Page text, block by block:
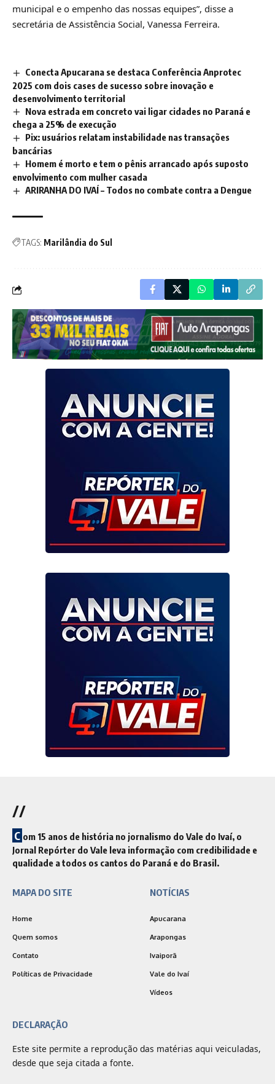
municipal e o empenho das nossas equipes”, disse a
secretária de Assistência Social, Vanessa Ferreira.
Conecta Apucarana se destaca Conferência Anprotec
2025 com dois cases de sucesso sobre inovação e
desenvolvimento territorial
Nova estrada em concreto vai ligar cidades no Paraná e
chega a 25% de execução
Pix: usuários relatam instabilidade nas transações
bancárias
Homem é morto e tem o pênis arrancado após suposto
envolvimento com mulher casada
ARIRANHA DO IVAÍ – Todos no combate contra a Dengue
TAGS: Marilândia do Sul
//
C om 15 anos de história no jornalismo do Vale do Ivaí, o
Jornal Repórter do Vale leva informação com credibilidade e
qualidade a todos os cantos do Paraná e do Brasil.
MAPA DO SITE
Home
Quem somos
Contato
Políticas de Privacidade
NOTÍCIAS
Apucarana
Arapongas
Ivaiporã
Vale do Ivaí
Vídeos
DECLARAÇÃO
Este site permite a reprodução das matérias aqui veiculadas,
desde que seja citada a fonte.